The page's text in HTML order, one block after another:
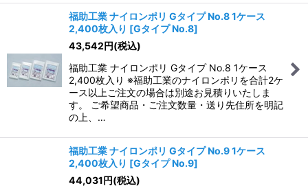
福助工業 ナイロンポリ Gタイプ No.8 1ケース
2,400枚入り [Gタイプ No.8]
43,542円(税込)
福助工業 ナイロンポリ Gタイプ No.8 1ケース
2,400枚入り ※福助工業のナイロンポリを合計2ケ
ース以上ご注文の場合は別途お見積りいたしま
す。 ご希望商品・ご注文数量・送り先住所を明記
の上、…
福助工業 ナイロンポリ Gタイプ No.9 1ケース
2,400枚入り [Gタイプ No.9]
44,031円(税込)